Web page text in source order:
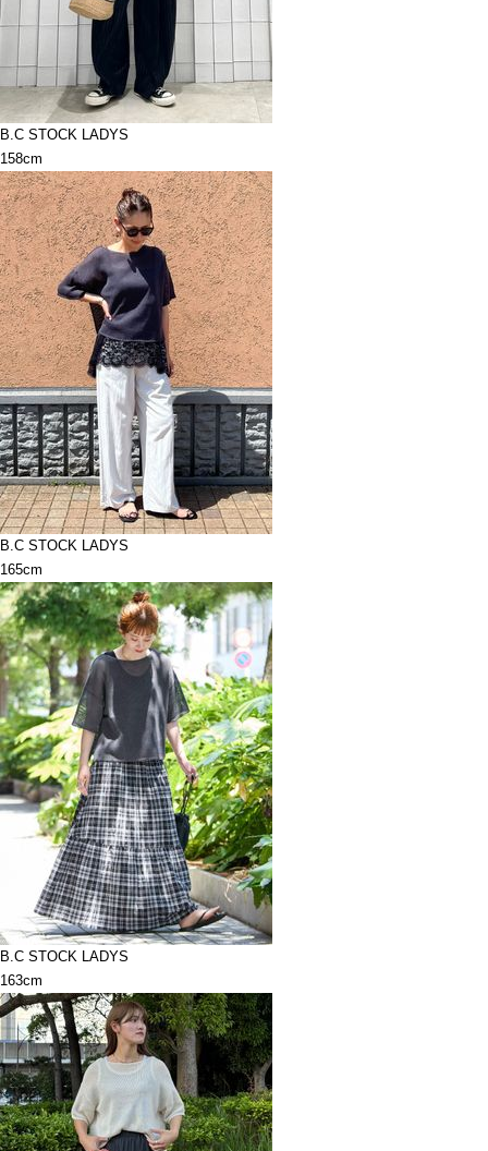
B.C STOCK LADYS
158cm
B.C STOCK LADYS
165cm
B.C STOCK LADYS
163cm